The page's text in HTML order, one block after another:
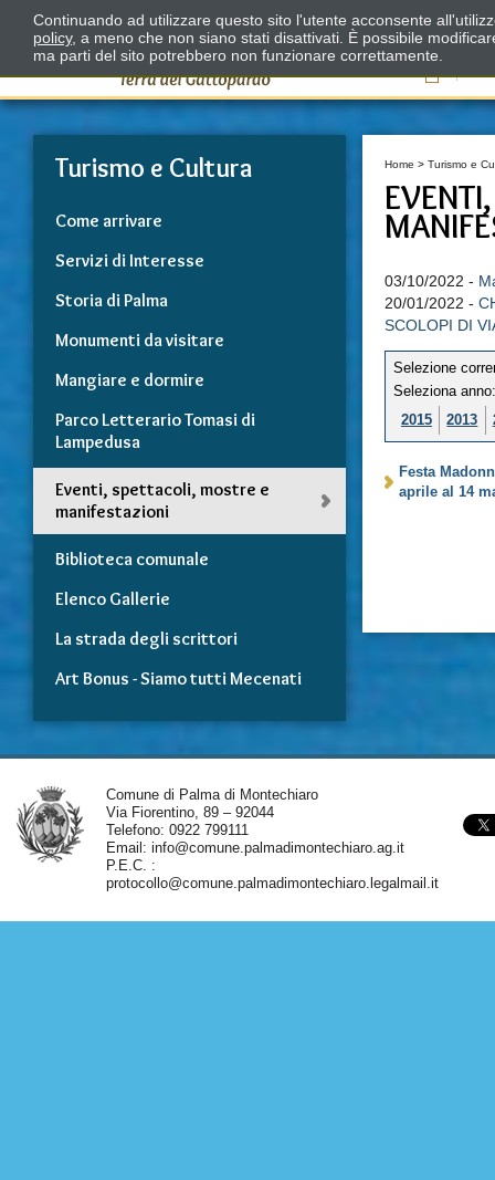
Il
Turismo e Cultura
Come arrivare
Servizi di Interesse
Storia di Palma
Monumenti da visitare
Mangiare e dormire
Parco Letterario Tomasi di
Lampedusa
Eventi, spettacoli, mostre e
manifestazioni
Biblioteca comunale
Elenco Gallerie
La strada degli scrittori
Art Bonus - Siamo tutti Mecenati
Home >Turismo e
03/10/2022 -
20/01/2022 -
SCOLOPI DI
Selezione
Seleziona anno:
2015
2013
Festa
aprile al 14
Comune di Palma di Montechiaro
Via Fiorentino, 89 – 92044
Telefono: 0922 799111
Email: info@comune.palmadimontechiaro.ag.it
P.E.C. :
protocollo@comune.palmadimontechiaro.legalmail.it
Continuando ad utilizzare questo sito l'utente acconsente
policy, a meno che non siano stati disattivati. È possibile
ma parti del sito potrebbero non funzionare correttamente.